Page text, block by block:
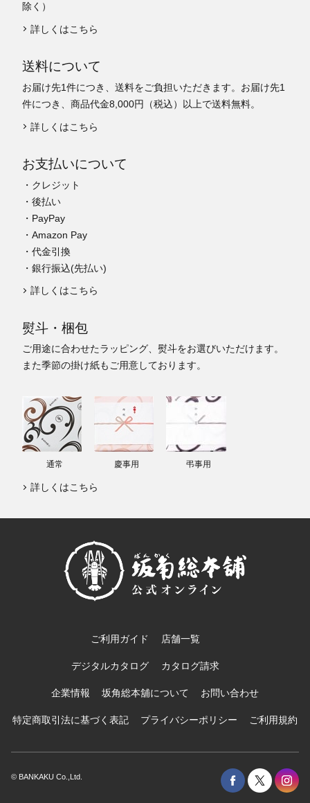
除く）
詳しくはこちら
送料について
お届け先1件につき、送料をご負担いただきます。お届け先1
件につき、商品代金8,000円（税込）以上で送料無料。
詳しくはこちら
お支払いについて
・クレジット
・後払い
・PayPay
・Amazon Pay
・代金引換
・銀行振込(先払い)
詳しくはこちら
熨斗・梱包
ご用途に合わせたラッピング、熨斗をお選びいただけます。
また季節の掛け紙もご用意しております。
通常 慶事用 弔事用
詳しくはこちら
ご利用ガイド 店舗一覧
デジタルカタログ カタログ請求
企業情報 坂角総本舖について お問い合わせ
特定商取引法に基づく表記 プライバシーポリシー ご利用規約
© BANKAKU Co.,Ltd.